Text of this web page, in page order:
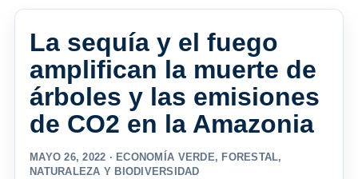
La sequía y el fuego
amplifican la muerte de
árboles y las emisiones
de CO2 en la Amazonia
MAYO 26, 2022 · ECONOMÍA VERDE, FORESTAL,
NATURALEZA Y BIODIVERSIDAD